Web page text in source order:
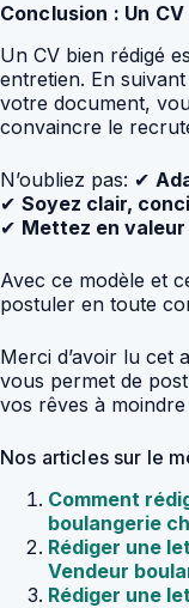
Conclusion : Un
Un CV bien rédigé
entretien. En
votre document,
convaincre le
N’oubliez pas: ✔
✔ Soyez clair,
✔ Mettez en
Avec ce modèle et
postuler en toute
Merci d’avoir lu cet
vous permet de
vos rêves à
Nos articles sur le
Comment
boulangerie
Rédiger une
Vendeur
Rédiger une